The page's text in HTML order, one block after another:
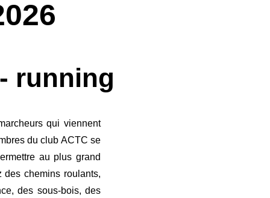
running
qui viennent
du club ACTC se
au plus grand
chemins roulants,
des sous-bois, des